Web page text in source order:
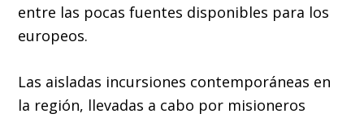
entre las pocas fuentes disponibles para los
europeos.
Las aisladas incursiones contemporáneas en
la región, llevadas a cabo por misioneros